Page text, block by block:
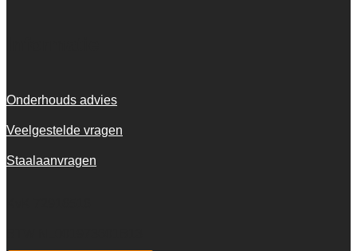
Onderhouds advies
Veelgestelde vragen
Staalaanvragen